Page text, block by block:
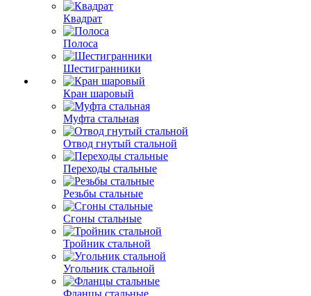
Квадрат
Полоса
Шестигранники
Кран шаровый
Муфта стальная
Отвод гнутый стальной
Переходы стальные
Резьбы стальные
Сгоны стальные
Тройник стальной
Угольник стальной
Фланцы стальные